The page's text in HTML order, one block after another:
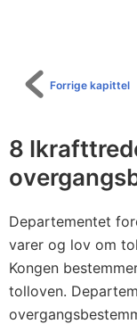
Forrige kapittel
8
Departementet
varer og lov om
Kongen
tolloven.